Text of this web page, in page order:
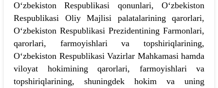
O‘zbekiston Respublikasi qonunlari, O‘zbekiston
Respublikasi Oliy Majlisi palatalarining qarorlari,
O‘zbekiston Respublikasi Prezidentining Farmonlari,
qarorlari, farmoyishlari va topshiriqlarining,
O‘zbekiston Respublikasi Vazirlar Mahkamasi hamda
viloyat hokimining qarorlari, farmoyishlari va
topshiriqlarining, shuningdek hokim va uning